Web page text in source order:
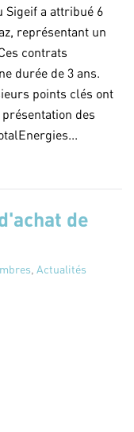
Sigeif a attribué 6
représentant un
contrats
durée de 3 ans.
points clés ont
des
de
, Actualités